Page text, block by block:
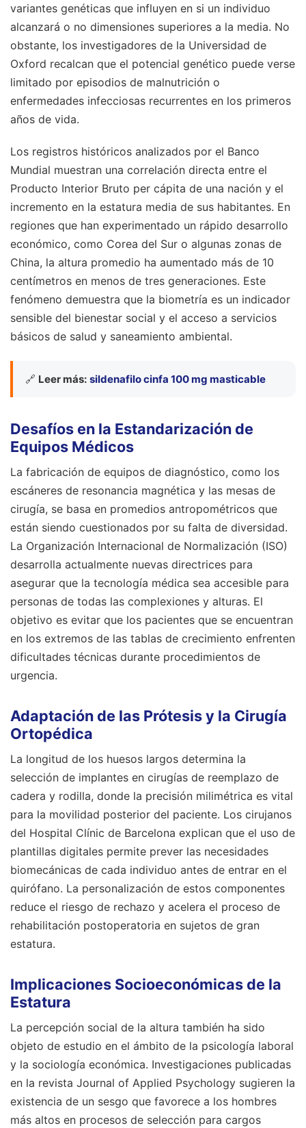
variantes genéticas que influyen en si un individuo
alcanzará o no dimensiones superiores a la media. No
obstante, los investigadores de la Universidad de
Oxford recalcan que el potencial genético puede verse
limitado por episodios de malnutrición o
enfermedades infecciosas recurrentes en los primeros
años de vida.
Los registros históricos analizados por el Banco
Mundial muestran una correlación directa entre el
Producto Interior Bruto per cápita de una nación y el
incremento en la estatura media de sus habitantes. En
regiones que han experimentado un rápido desarrollo
económico, como Corea del Sur o algunas zonas de
China, la altura promedio ha aumentado más de 10
centímetros en menos de tres generaciones. Este
fenómeno demuestra que la biometría es un indicador
sensible del bienestar social y el acceso a servicios
básicos de salud y saneamiento ambiental.
🔗 Leer más: sildenafilo cinfa 100 mg masticable
Desafíos en la Estandarización de
Equipos Médicos
La fabricación de equipos de diagnóstico, como los
escáneres de resonancia magnética y las mesas de
cirugía, se basa en promedios antropométricos que
están siendo cuestionados por su falta de diversidad.
La Organización Internacional de Normalización (ISO)
desarrolla actualmente nuevas directrices para
asegurar que la tecnología médica sea accesible para
personas de todas las complexiones y alturas. El
objetivo es evitar que los pacientes que se encuentran
en los extremos de las tablas de crecimiento enfrenten
dificultades técnicas durante procedimientos de
urgencia.
Adaptación de las Prótesis y la Cirugía
Ortopédica
La longitud de los huesos largos determina la
selección de implantes en cirugías de reemplazo de
cadera y rodilla, donde la precisión milimétrica es vital
para la movilidad posterior del paciente. Los cirujanos
del Hospital Clínic de Barcelona explican que el uso de
plantillas digitales permite prever las necesidades
biomecánicas de cada individuo antes de entrar en el
quirófano. La personalización de estos componentes
reduce el riesgo de rechazo y acelera el proceso de
rehabilitación postoperatoria en sujetos de gran
estatura.
Implicaciones Socioeconómicas de la
Estatura
La percepción social de la altura también ha sido
objeto de estudio en el ámbito de la psicología laboral
y la sociología económica. Investigaciones publicadas
en la revista Journal of Applied Psychology sugieren la
existencia de un sesgo que favorece a los hombres
más altos en procesos de selección para cargos